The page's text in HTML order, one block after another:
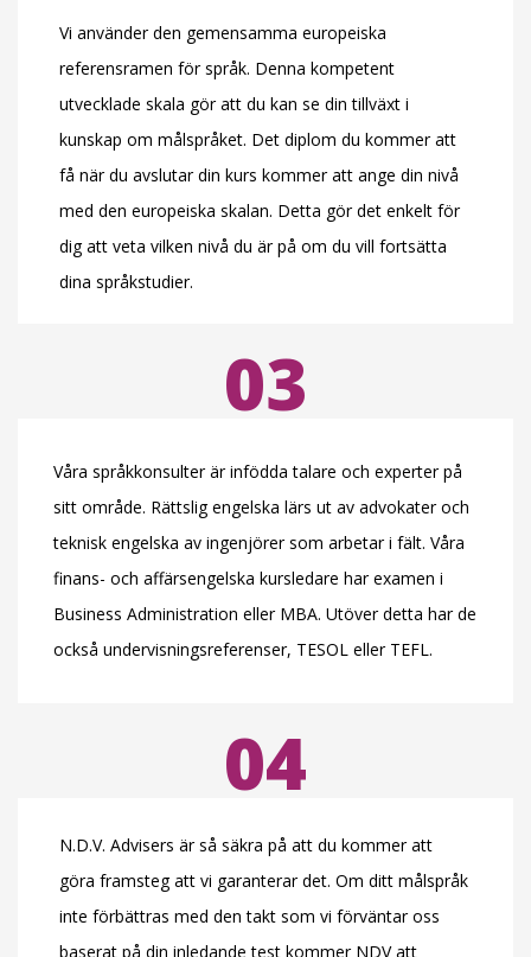
Vi använder den gemensamma europeiska
referensramen för språk. Denna kompetent
utvecklade skala gör att du kan se din tillväxt i
kunskap om målspråket. Det diplom du kommer att
få när du avslutar din kurs kommer att ange din nivå
med den europeiska skalan. Detta gör det enkelt för
dig att veta vilken nivå du är på om du vill fortsätta
dina språkstudier.
03
Våra språkkonsulter är infödda talare och experter på
sitt område. Rättslig engelska lärs ut av advokater och
teknisk engelska av ingenjörer som arbetar i fält. Våra
finans- och affärsengelska kursledare har examen i
Business Administration eller MBA. Utöver detta har de
också undervisningsreferenser, TESOL eller TEFL.
04
N.D.V. Advisers är så säkra på att du kommer att
göra framsteg att vi garanterar det. Om ditt målspråk
inte förbättras med den takt som vi förväntar oss
baserat på din inledande test kommer NDV att